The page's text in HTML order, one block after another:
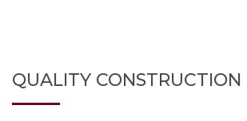
QUALITY CONSTRUCTION